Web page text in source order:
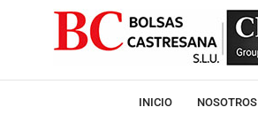
INICIO NOSOTROS